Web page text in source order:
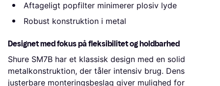
Aftageligt popfilter minimerer plosiv lyde
Robust konstruktion i metal
Designet med fokus på fleksibilitet og holdbarhed
Shure SM7B har et klassisk design med en solid
metalkonstruktion, der tåler intensiv brug. Dens
justerbare monteringsbeslag giver mulighed for